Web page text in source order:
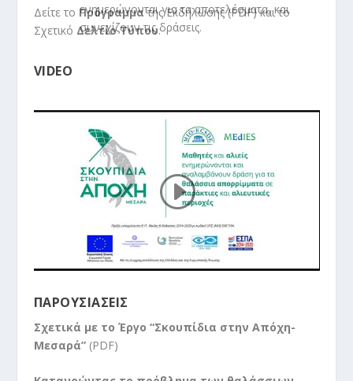
ενημερώνονται για τα αποτελέσματα, και
συνεχίζουν τις δράσεις.
Δείτε το Πρόγραμματης Εκδήλωσης (PDF) καιτο
Σχετικό Δελτίο Τύπου.
VIDEO
ΠΑΡΟΥΣΙΑΣΕΙΣ
Σχετικά με το Έργο “Σκουπίδια στην Απόχη-
Μεσαρά”(PDF)